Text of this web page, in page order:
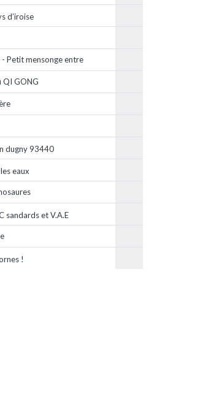
d’iroise
Petit mensonge entre
QI GONG
dugny 93440
eaux
sandards et V.A.E
!